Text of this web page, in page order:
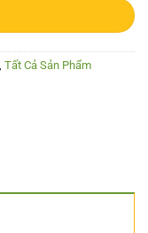
Tất Cả Sản Phẩm